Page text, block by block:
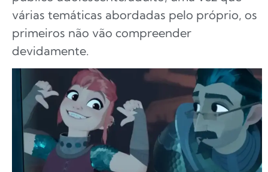
várias temáticas abordadas pelo próprio, os
primeiros não vão compreender
devidamente.